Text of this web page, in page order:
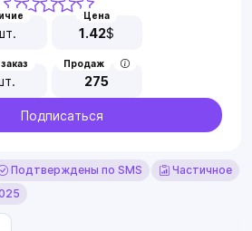
Цена
1.42$
Продаж
275
Подписаться
Подтверждены по SMS
Частичное